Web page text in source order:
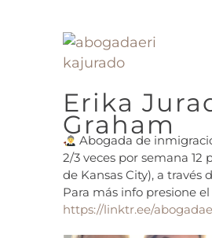
Erika
Graham
Abogada de
2/3 veces por semana 12
de Kansas City), a través
Para más info presione
https://linktr.ee/